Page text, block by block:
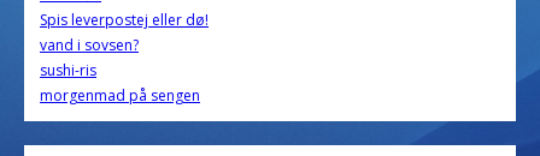
Spis leverpostej eller dø!
vand i sovsen?
sushi-ris
morgenmad på sengen